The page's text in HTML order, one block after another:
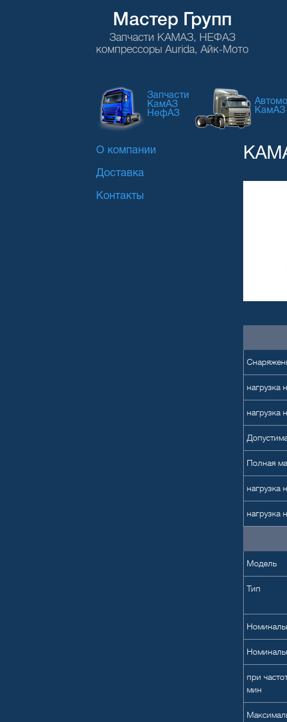
Мастер Групп
Запчасти КАМАЗ, НЕФАЗ
компрессоры Aurida, Айк-Мото
Запчасти
КамАЗ
НефАЗ
КамАЗ
О компании
Доставка
Контакты
нагрузка
нагрузка
Полная
нагрузка
нагрузка
Модель
Тип
при
мин